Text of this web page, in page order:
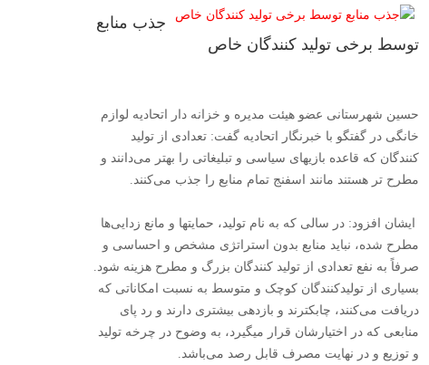
جذب منابع
توسط برخی تولید کنندگان خاص
حسین شهرستانی عضو هیئت مدیره و خزانه دار اتحادیه لوازم
خانگی در گفتگو با خبرنگار اتحادیه گفت: تعدادی از تولید
کنندگان که قاعده بازیهای سیاسی و تبلیغاتی را بهتر می‌دانند و
مطرح تر هستند مانند اسفنج تمام منابع را جذب می‌کنند.
ایشان افزود: در سالی که به نام تولید، حمایتها و مانع زدایی‌ها
مطرح شده، نباید منابع بدون استراتژی مشخص و احساسی و
صرفاً به نفع تعدادی از تولید کنندگان بزرگ و مطرح هزینه شود.
بسیاری از تولیدکنندگان کوچک و متوسط به نسبت امکاناتی که
دریافت می‌کنند، چابکترند و بازدهی بیشتری دارند و رد پای
منابعی که در اختیارشان قرار میگیرد، به وضوح در چرخه تولید
و توزیع و در نهایت مصرف قابل رصد می‌باشد.